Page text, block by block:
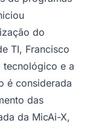
do
TI, Francisco
tecnológico e a
é considerada
das
da MicAi-X,